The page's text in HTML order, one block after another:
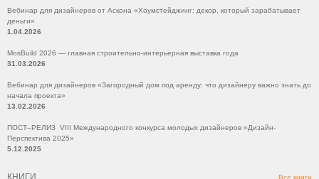
Вебинар для дизайнеров от Аскона «Хоумстейджинг: декор, который зарабатывает
деньги»
1.04.2026
MosBuild 2026 — главная строительно-интерьерная выставка года
31.03.2026
Вебинар для дизайнеров «Загородный дом под аренду: что дизайнеру важно знать до
начала проекта»
13.02.2026
ПОСТ–РЕЛИЗ VIII Международного конкурса молодых дизайнеров «Дизайн-
Перспектива 2025»
5.12.2025
КНИГИ Все книги